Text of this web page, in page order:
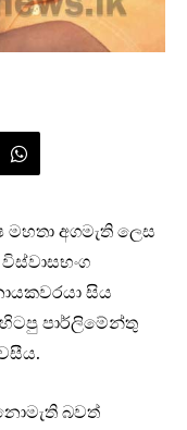
අගමැති ලෙස
සිය
පාර්ලිමේන්තු
බවත්